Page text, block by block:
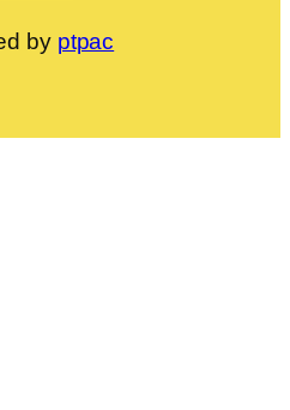
by ptpac